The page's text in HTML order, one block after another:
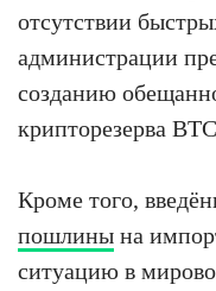
отсутствии
администрации
созданию
крипторезерва
Кроме того,
пошлины на
ситуацию в